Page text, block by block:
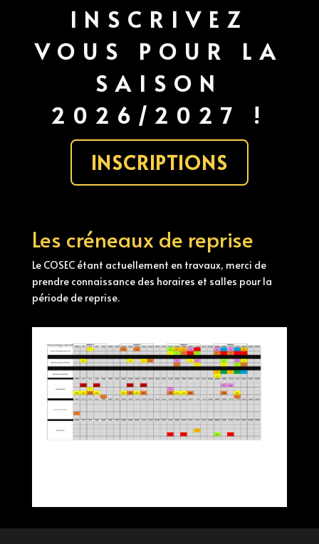
INSCRIVEZ
VOUS POUR LA
SAISON
2026/2027 !
INSCRIPTIONS
Les créneaux de reprise
Le COSEC étant actuellement en travaux, merci de
prendre connaissance des horaires et salles pour la
période de reprise.